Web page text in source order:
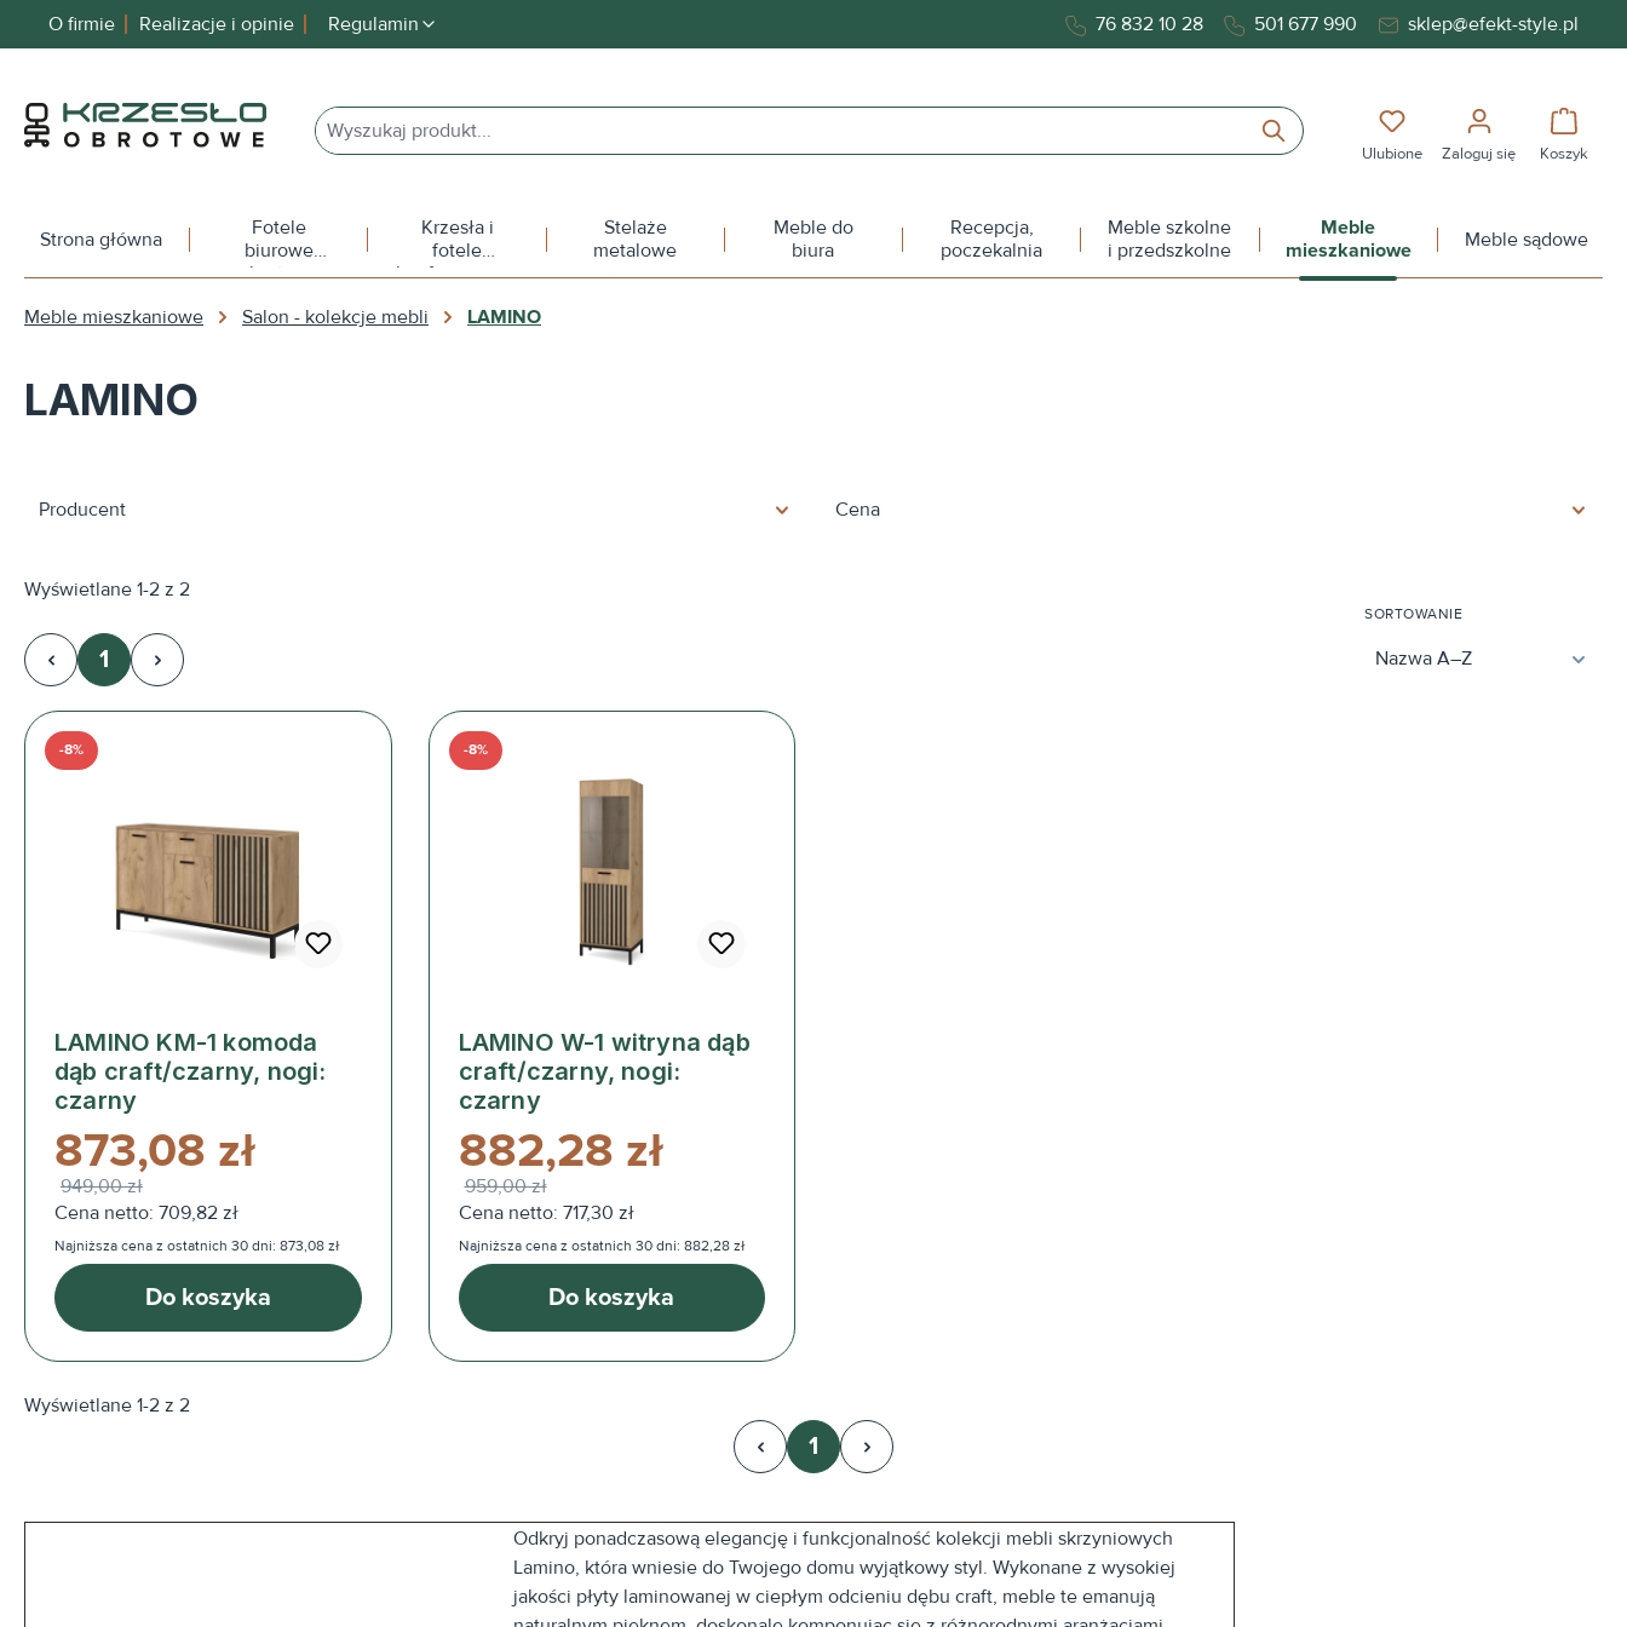
Przejdź do głównej nawigacji
O firmie Realizacje i opinie Regulamin 76 832 10 28 501 677 990 sklep@efekt-style.pl
Masz 0 przedmioty na
Ulubione Zaloguj się Koszyk
Strona główna
Fotele
biurowe
obrotowe
Krzesła i
fotele
konferencyjne
Stelaże
metalowe
Meble do
biura
Recepcja,
poczekalnia
Meble szkolne
i przedszkolne
Meble
mieszkaniowe
Meble sądowe
Meble mieszkaniowe Salon - kolekcje mebli LAMINO
LAMINO
Producent Cena
Wyświetlane 1-2 z 2
Strona
1
SORTOWANIE
LAMINO KM-1 komoda
dąb craft/czarny, nogi:
czarny
-8%
873,08 zł
949,00 zł
Cena netto: 709,82 zł
Najniższa cena z ostatnich 30 dni: 873,08 zł
Do koszyka
LAMINO W-1 witryna dąb
craft/czarny, nogi:
czarny
-8%
882,28 zł
959,00 zł
Cena netto: 717,30 zł
Najniższa cena z ostatnich 30 dni: 882,28 zł
Do koszyka
Wyświetlane 1-2 z 2
Strona
1
Odkryj ponadczasową elegancję i funkcjonalność kolekcji mebli skrzyniowych
Lamino, która wniesie do Twojego domu wyjątkowy styl. Wykonane z wysokiej
jakości płyty laminowanej w ciepłym odcieniu dębu craft, meble te emanują